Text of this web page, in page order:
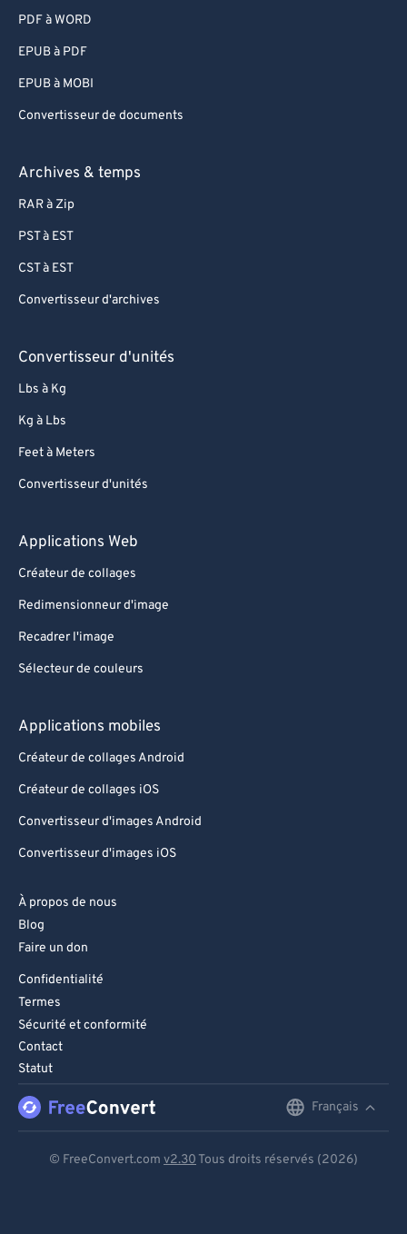
PDF à WORD
EPUB à PDF
EPUB à MOBI
Convertisseur de documents
Archives & temps
RAR à Zip
PST à EST
CST à EST
Convertisseur d'archives
Convertisseur d'unités
Lbs à Kg
Kg à Lbs
Feet à Meters
Convertisseur d'unités
Applications Web
Créateur de collages
Redimensionneur d'image
Recadrer l'image
Sélecteur de couleurs
Applications mobiles
Créateur de collages Android
Créateur de collages iOS
Convertisseur d'images Android
Convertisseur d'images iOS
À propos de nous
Blog
Faire un don
Confidentialité
Termes
Sécurité et conformité
Contact
Statut
Français
© FreeConvert.com v2.30 Tous droits réservés (2026)